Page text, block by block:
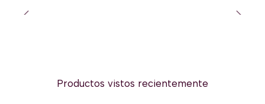
Productos vistos recientemente